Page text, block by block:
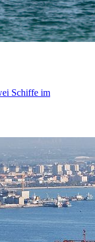
Schiffe im